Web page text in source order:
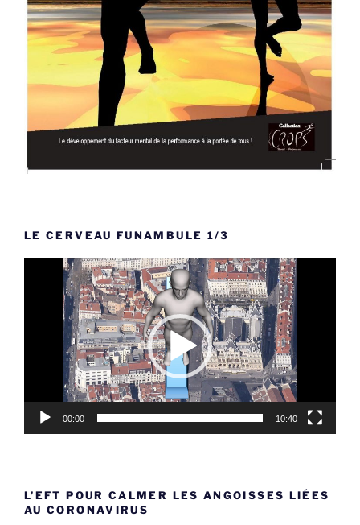
LE CERVEAU FUNAMBULE 1/3
Lecteur
00:00 10:40
L’EFT POUR CALMER LES ANGOISSES LIÉES
AU CORONAVIRUS